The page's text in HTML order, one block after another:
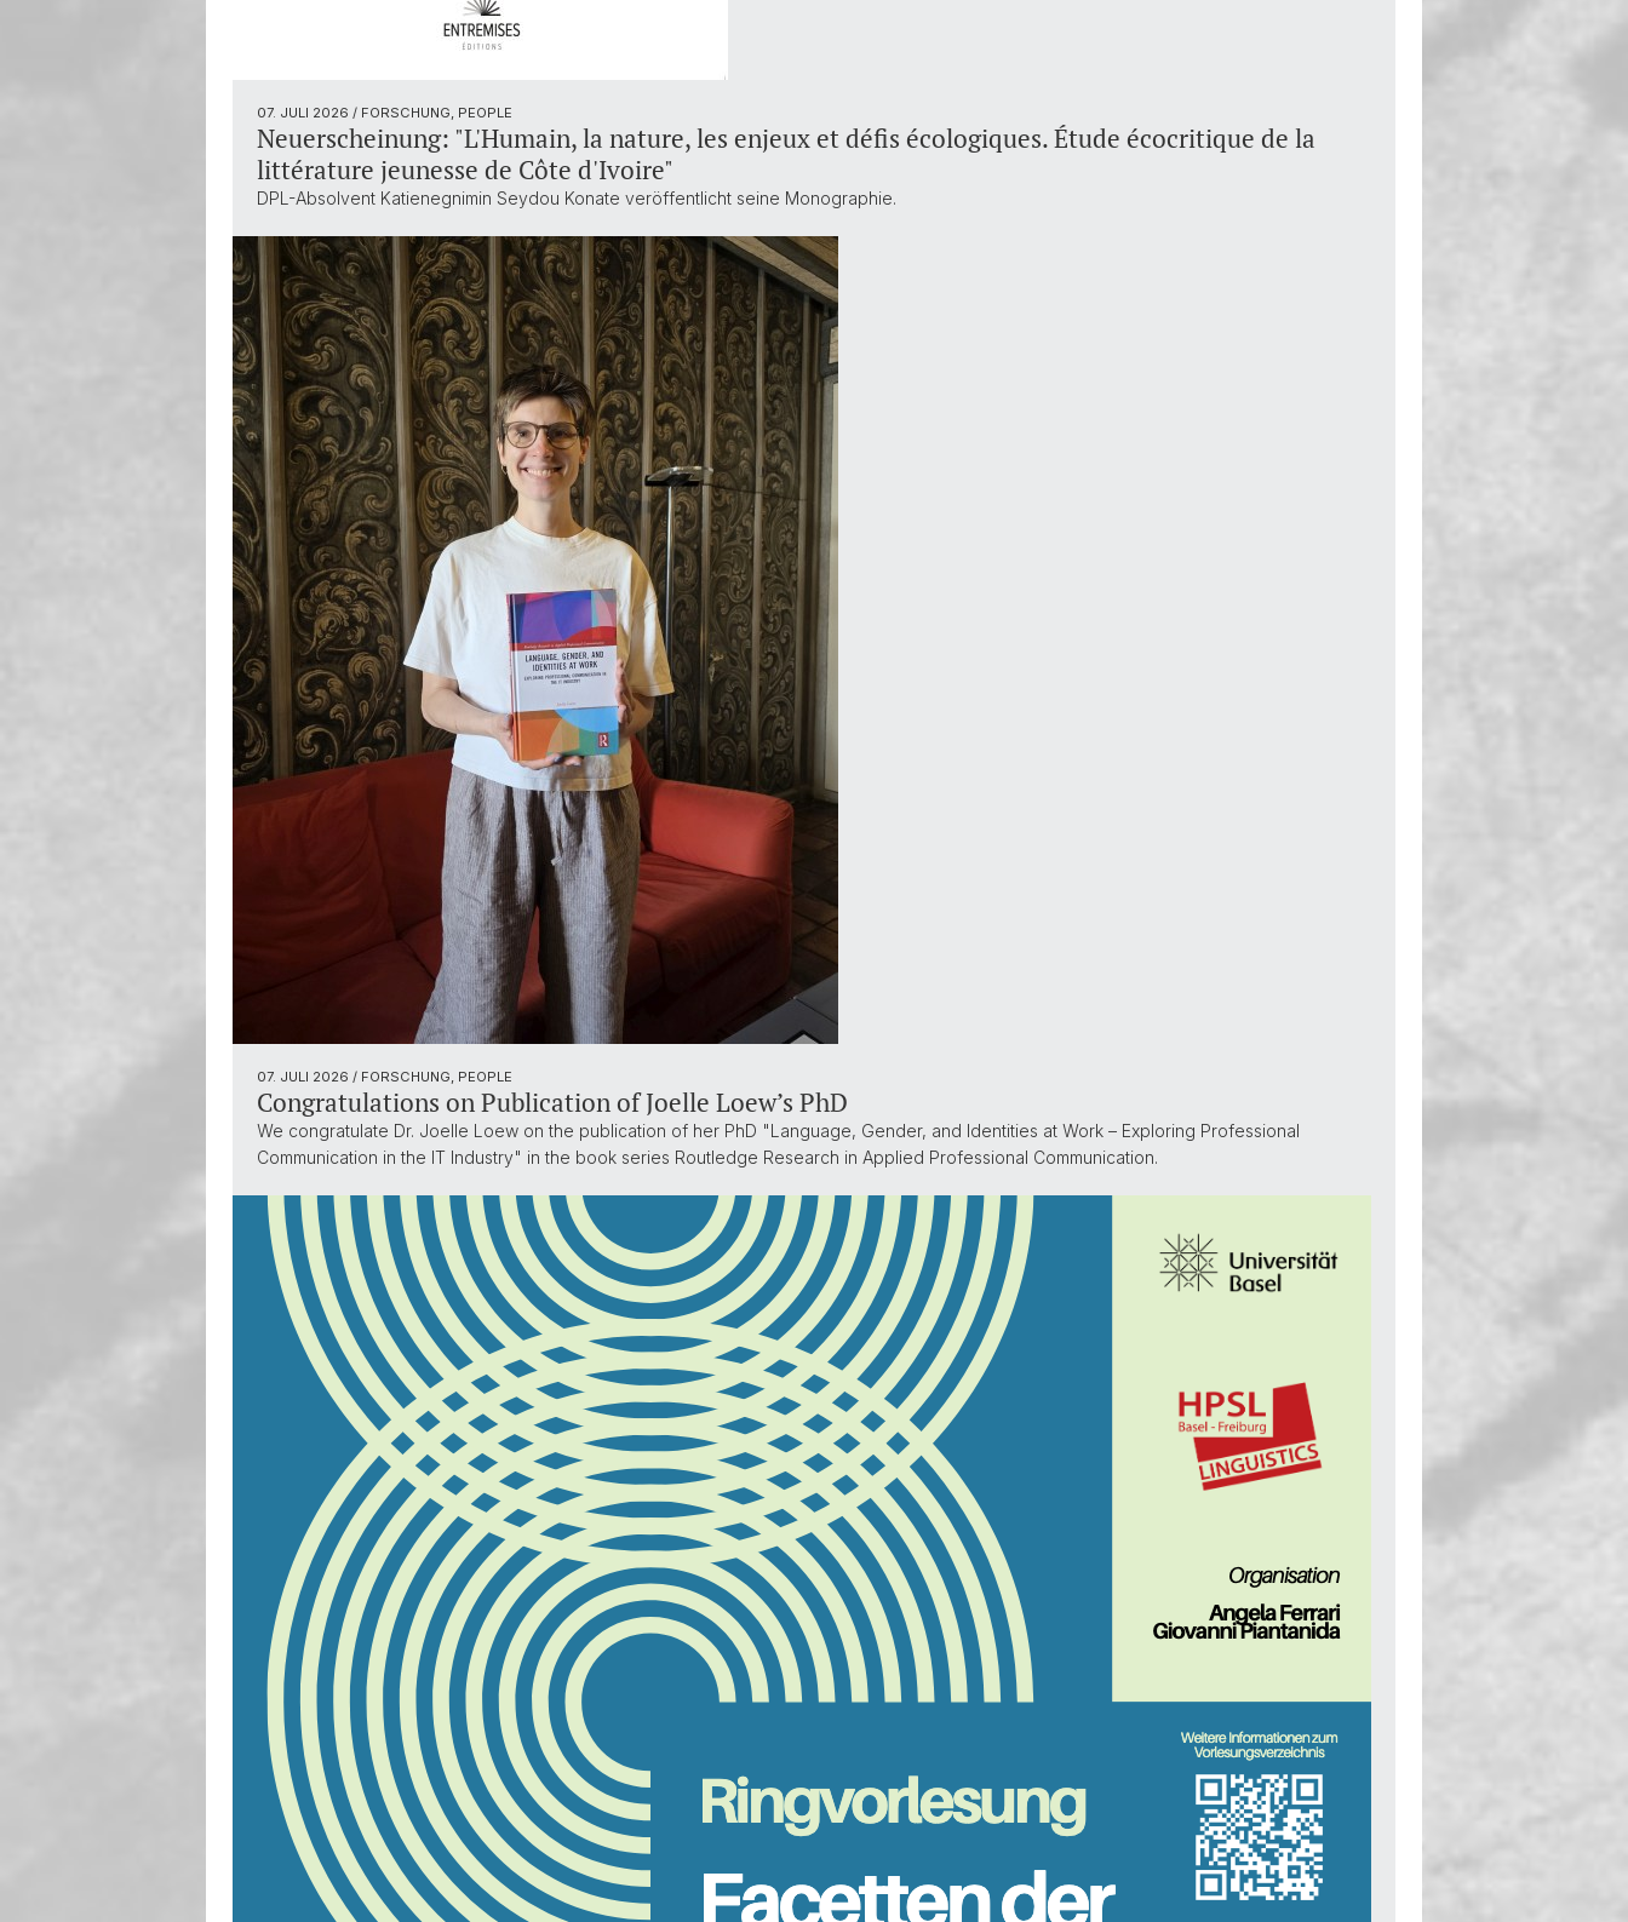
07. JULI 2026 / FORSCHUNG, PEOPLE
Neuerscheinung: "L'Humain, la nature, les enjeux et défis écologiques. Étude écocritique de la
littérature jeunesse de Côte d'Ivoire"
DPL-Absolvent Katienegnimin Seydou Konate veröffentlicht seine Monographie.
07. JULI 2026 / FORSCHUNG, PEOPLE
Congratulations on Publication of Joelle Loew’s PhD
We congratulate Dr. Joelle Loew on the publication of her PhD "Language, Gender, and Identities at Work – Exploring Professional
Communication in the IT Industry" in the book series Routledge Research in Applied Professional Communication.